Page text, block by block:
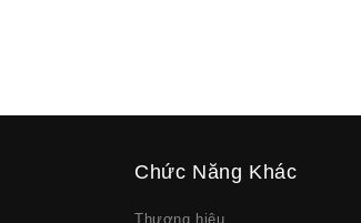
Chức Năng Khác
Thương hiệu